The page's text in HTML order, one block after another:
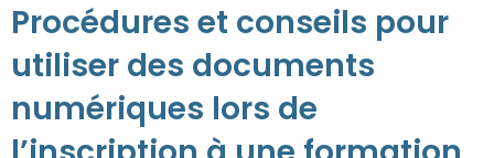
Procédures et conseils pour
utiliser des documents
numériques lors de